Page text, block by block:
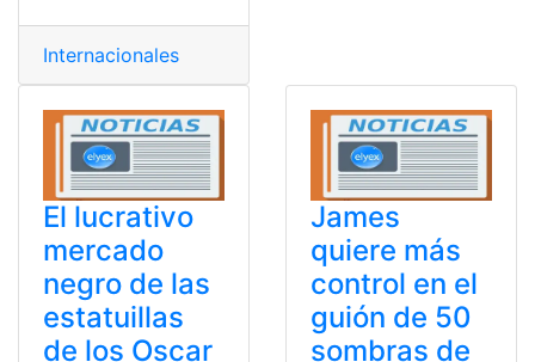
Internacionales
El lucrativo
mercado
negro de las
estatuillas
de los Oscar
James
quiere más
control en el
guión de 50
sombras de